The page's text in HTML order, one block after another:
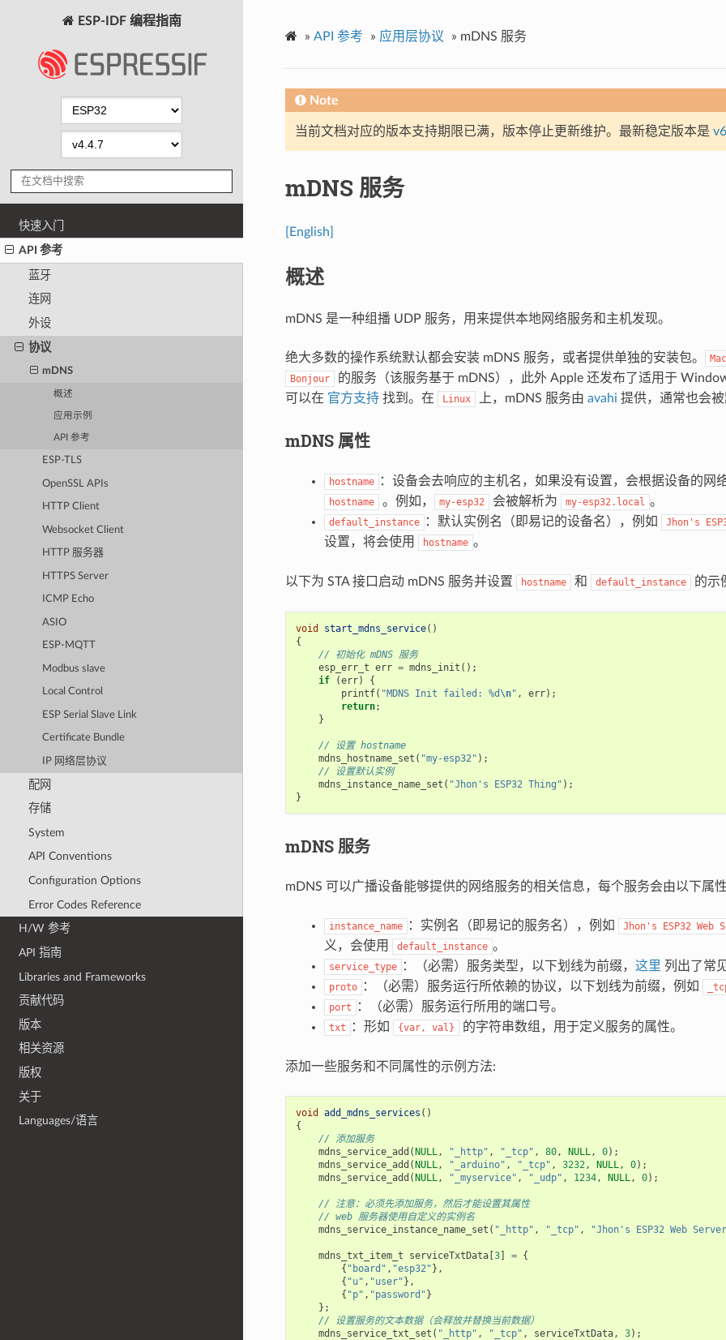
ESP-IDF 编程指南
快速入门
API 参考
蓝牙
连网
外设
协议
mDNS
概述
应用示例
API 参考
ESP-TLS
OpenSSL APIs
HTTP Client
Websocket Client
HTTP 服务器
HTTPS Server
ICMP Echo
ASIO
ESP-MQTT
Modbus slave
Local Control
ESP Serial Slave Link
Certificate Bundle
IP 网络层协议
配网
存储
System
API Conventions
Configuration Options
Error Codes Reference
H/W 参考
API 指南
Libraries and Frameworks
贡献代码
版本
相关资源
版权
关于
Languages/语言
» API 参考 » 应用层协议 » mDNS 服务
Note
当前文档对应的版本支持期限已满，版本停止更新维护。最新稳定版本是
mDNS 服务
[English]
概述
mDNS 是一种组播 UDP 服务，用来提供本地网络服务和主机发现。
绝大多数的操作系统默认都会安装 mDNS 服务，或者提供单独的安装包。 Mac
Bonjour
的服务（该服务基于 mDNS），此外 Apple 还发布了适用于
可以在 官方支持找到。在 Linux 上，mDNS 服务由 avahi 提供，通常也会被
mDNS 属性
hostname ：设备会去响应的主机名，如果没有设置，会根据设备的网
hostname 。例如， my-esp32 会被解析为 my-esp32.local 。
default_instance ：默认实例名（即易记的设备名），例如 Jhon's
设置，将会使用
hostname 。
以下为 STA 接口启动 mDNS 服务并设置 hostname 和 default_instance 的示
void start_mdns_service()
{
// 初始化 mDNS 服务
esp_err_t err = mdns_init ();
if
(err)
{
printf( "MDNS Init failed: %d \n" , err);
return;
}
// 设置 hostname
mdns_hostname_set ( "my-esp32" );
// 设置默认实例
mdns_instance_name_set ( "Jhon's ESP32 Thing" );
}
mDNS 服务
mDNS 可以广播设备能够提供的网络服务的相关信息，每个服务会由以下属性
instance_name ：实例名（即易记的服务名），例如 Jhon's ESP32 Web
义，会使用
default_instance 。
service_type ：（必需）服务类型，以下划线为前缀， 这里 列出了常
proto ：（必需）服务运行所依赖的协议，以下划线为前缀，例如
port ：（必需）服务运行所用的端口号。
txt ：形如 {var, val} 的字符串数组，用于定义服务的属性。
添加一些服务和不同属性的示例方法:
void add_mdns_services ()
{
// 添加服务
mdns_service_add (NULL, "_http" , "_tcp" , 80, NULL, 0);
mdns_service_add (NULL, "_arduino" , "_tcp" , 3232, NULL, 0);
mdns_service_add (NULL, "_myservice" , "_udp" , 1234, NULL, 0);
// 注意：必须先添加服务，然后才能设置其属性
// web 服务器使用自定义的实例名
mdns_service_instance_name_set ( "_http" , "_tcp" , "Jhon's ESP32 Web
mdns_txt_item_t serviceTxtData[3] = {
{ "board" , "esp32"},
{ "u" , "user"},
{ "p" , "password"}
};
// 设置服务的文本数据（会释放并替换当前数据）
mdns_service_txt_set ( "_http" , "_tcp" , serviceTxtData, 3);